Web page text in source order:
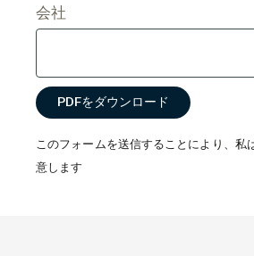
会社
このフォームを送信することにより、私
意します